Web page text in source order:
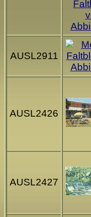
AUSL2911
AUSL2426
AUSL2427